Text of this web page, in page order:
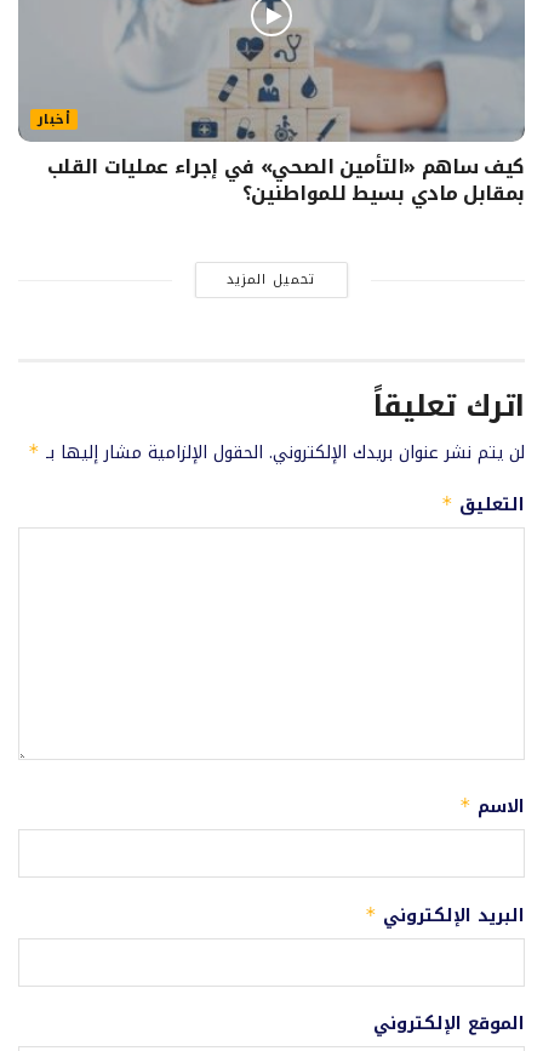
أخبار
كيف ساهم «التأمين الصحي» في إجراء عمليات القلب
بمقابل مادي بسيط للمواطنين؟
تحميل المزيد
اترك تعليقاً
لن يتم نشر عنوان بريدك الإلكتروني. الحقول الإلزامية مشار إليها بـ *
التعليق *
الاسم *
البريد الإلكتروني *
الموقع الإلكتروني